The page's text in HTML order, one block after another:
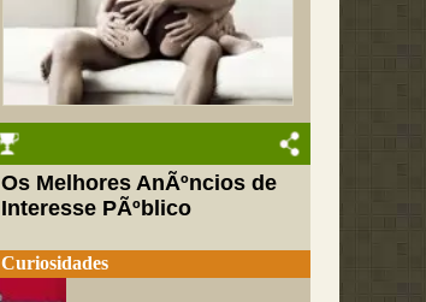
Os Melhores AnÃºncios de
Interesse PÃºblico
Curiosidades